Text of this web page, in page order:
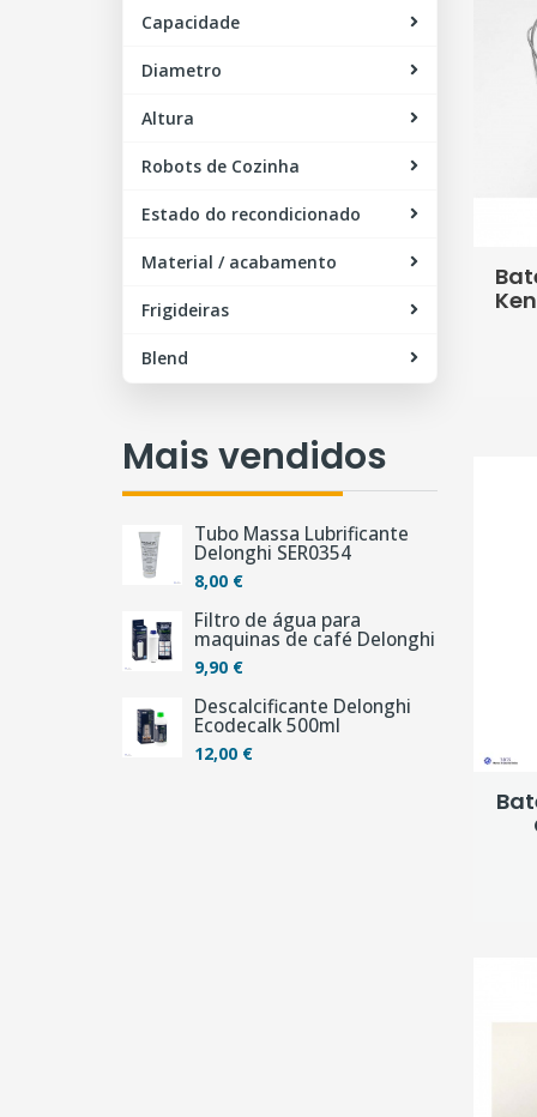
Capacidade
Diametro
Altura
Robots de Cozinha
Estado do recondicionado
Material / acabamento
Frigideiras
Blend
Mais vendidos
Tubo Massa Lubrificante
Delonghi SER0354
8,00 €
Filtro de água para
maquinas de café Delonghi
9,90 €
Descalcificante Delonghi
Ecodecalk 500ml
12,00 €